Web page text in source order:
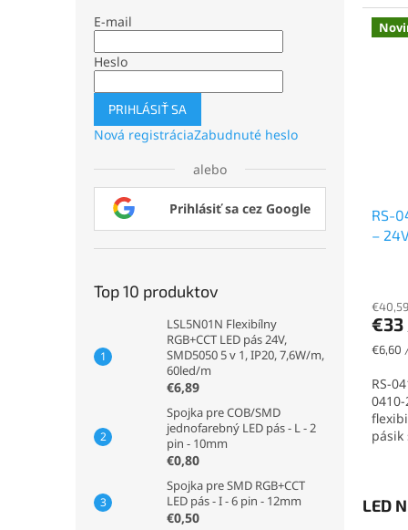
E-mail
Heslo
PRIHLÁSIŤ SA
Nová registráciaZabudnuté heslo
alebo
Prihlásiť sa cez Google
Top 10 produktov
LSL5N01N Flexibílny
RGB+CCT LED pás 24V,
SMD5050 5 v 1, IP20, 7,6W/m,
60led/m
€6,89
Spojka pre COB/SMD
jednofarebný LED pás - L - 2
pin - 10mm
€0,80
Spojka pre SMD RGB+CCT
LED pás - I - 6 pin - 12mm
€0,50
RS-
–
€33
€6,60
RS-
0410-
pásik
LED